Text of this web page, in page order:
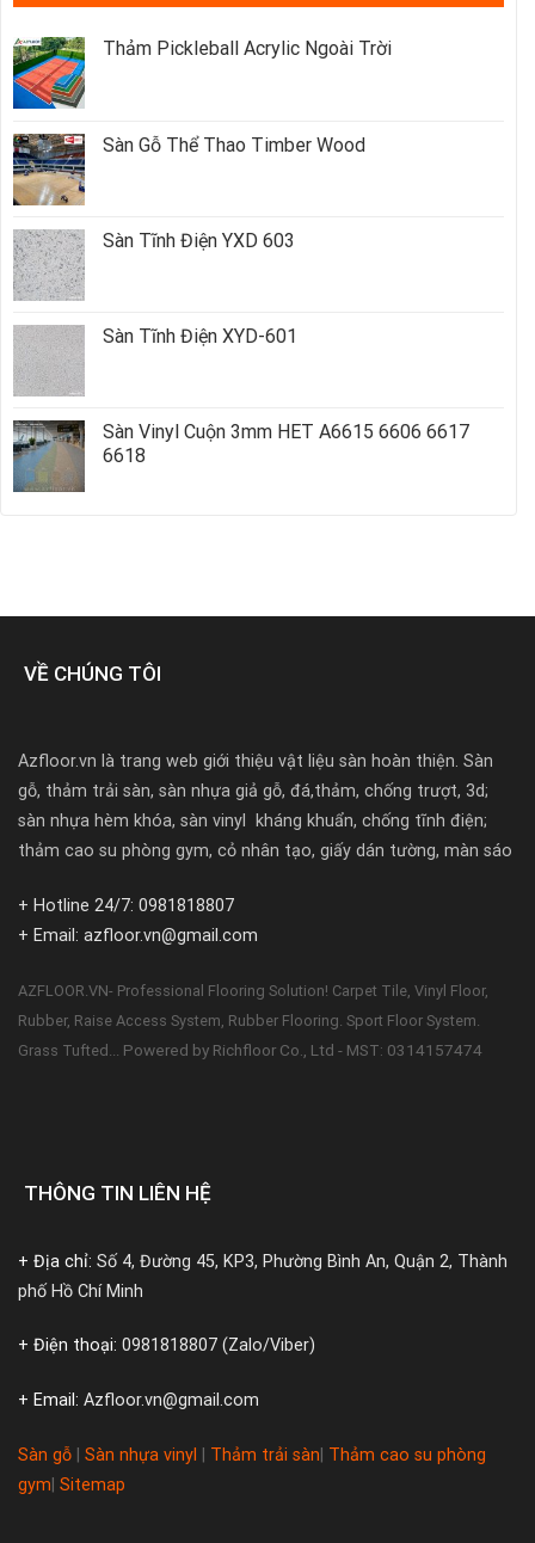
Thảm Pickleball Acrylic Ngoài Trời
Sàn Gỗ Thể Thao Timber Wood
Sàn Tĩnh Điện YXD 603
Sàn Tĩnh Điện XYD-601
Sàn Vinyl Cuộn 3mm HET A6615 6606 6617
6618
VỀ CHÚNG TÔI
Azfloor.vn là trang web giới thiệu vật liệu sàn hoàn thiện. Sàn
gỗ, thảm trải sàn, sàn nhựa giả gỗ, đá,thảm, chống trượt, 3d;
sàn nhựa hèm khóa, sàn vinyl kháng khuẩn, chống tĩnh điện;
thảm cao su phòng gym, cỏ nhân tạo, giấy dán tường, màn sáo
+ Hotline 24/7: 0981818807
+ Email: azfloor.vn@gmail.com
AZFLOOR.VN- Professional Flooring Solution! Carpet Tile, Vinyl Floor,
Rubber, Raise Access System, Rubber Flooring. Sport Floor System.
Grass Tufted... Powered by Richfloor Co., Ltd - MST: 0314157474
THÔNG TIN LIÊN HỆ
+ Địa chỉ: Số 4, Đường 45, KP3, Phường Bình An, Quận 2, Thành
phố Hồ Chí Minh
+ Điện thoại: 0981818807 (Zalo/Viber)
+ Email: Azfloor.vn@gmail.com
Sàn gỗ Sàn nhựa vinyl Thảm trải sàn Thảm cao su phòng
gym Sitemap